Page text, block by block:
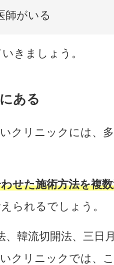
師がいる
きましょう。
ある
クリニックには、
せた施術方法を複
られるでしょう。
、韓流切開法、三日
クリニックでは、